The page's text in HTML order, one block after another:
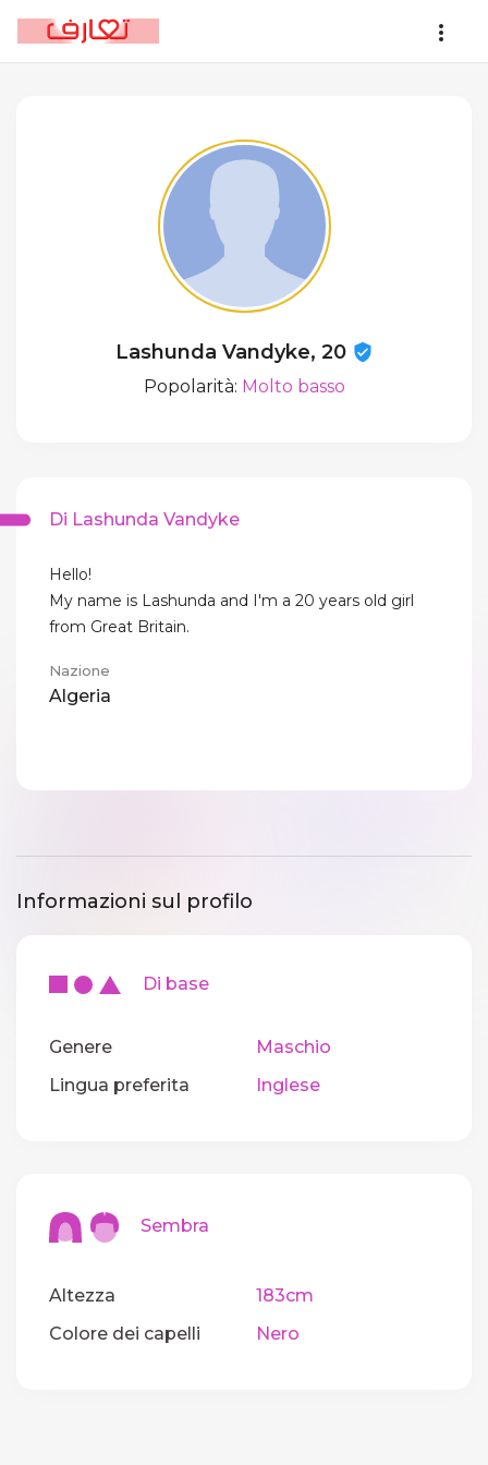
Lashunda Vandyke, 20
Popolarità: Molto basso
Di Lashunda Vandyke
Hello!
My name is Lashunda and I'm a 20 years old girl
from Great Britain.
Nazione
Algeria
Informazioni sul profilo
Di base
Genere
Maschio
Lingua preferita
Inglese
Sembra
Altezza
183cm
Colore dei capelli
Nero